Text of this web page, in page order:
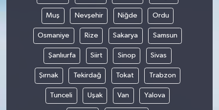
Muş Nevşehir Niğde Ordu
Osmaniye Rize Sakarya Samsun
Şanlıurfa Siirt Sinop Sivas
Şırnak Tekirdağ Tokat Trabzon
Tunceli Uşak Van Yalova